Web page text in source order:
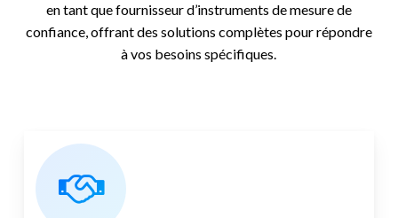
en tant que fournisseur d’instruments de mesure de
confiance, offrant des solutions complètes pour répondre
à vos besoins spécifiques.